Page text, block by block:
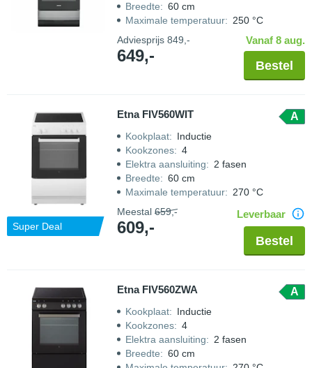
Breedte: 60 cm
Maximale temperatuur: 250 °C
Adviesprijs 849,-
649,-
Vanaf 8 aug.
Bestel
Super Deal
Etna FIV560WIT A
Kookplaat: Inductie
Kookzones: 4
Elektra aansluiting: 2 fasen
Breedte: 60 cm
Maximale temperatuur: 270 °C
Meestal 659,-
609,-
Leverbaar
Bestel
Etna FIV560ZWA A
Kookplaat: Inductie
Kookzones: 4
Elektra aansluiting: 2 fasen
Breedte: 60 cm